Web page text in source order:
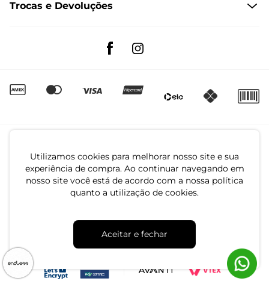
Utilizamos cookies para melhorar nosso site e sua
experiência de compra. Ao continuar navegando em
nosso site você está de acordo com a nossa política
quanto a utilização de cookies.
Aceitar e fechar
Formas de Entrega
Regulamento de Promoções
Canal de Denúncias | Ética
Fale conosco pelo WhatsApp
Trocas e Devoluções
CNPJ: 79.233.672/0001-05